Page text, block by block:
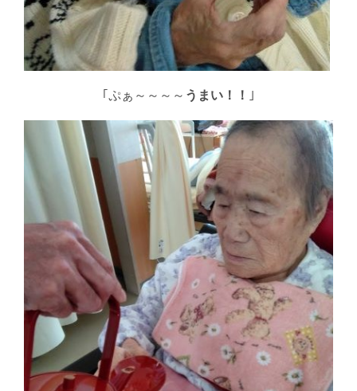
｢ぷぁ～～～～ うまい！！ ｣